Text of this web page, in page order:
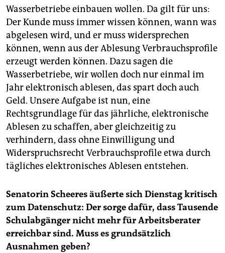
Wasserbetriebe einbauen wollen. Da gilt für uns:
Der Kunde muss immer wissen können, wann was
abgelesen wird, und er muss widersprechen
können, wenn aus der Ablesung Verbrauchsprofile
erzeugt werden können. Dazu sagen die
Wasserbetriebe, wir wollen doch nur einmal im
Jahr elektronisch ablesen, das spart doch auch
Geld. Unsere Aufgabe ist nun, eine
Rechtsgrundlage für das jährliche, elektronische
Ablesen zu schaffen, aber gleichzeitig zu
verhindern, dass ohne Einwilligung und
Widerspruchsrecht Verbrauchsprofile etwa durch
tägliches elektronisches Ablesen entstehen.
Senatorin Scheeres äußerte sich Dienstag kritisch
zum Datenschutz: Der sorge dafür, dass Tausende
Schulabgänger nicht mehr für Arbeitsberater
erreichbar sind. Muss es grundsätzlich
Ausnahmen geben?